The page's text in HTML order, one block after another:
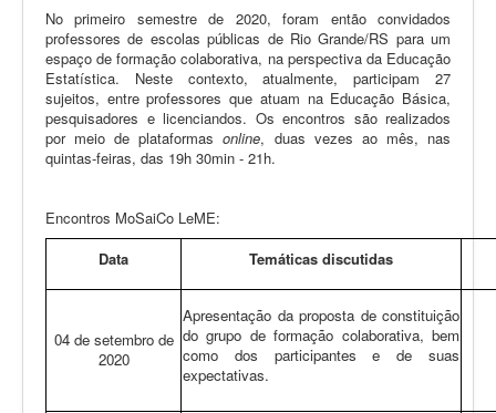
No primeiro semestre de 2020, foram então convidados
professores de escolas públicas de Rio Grande/RS para um
espaço de formação colaborativa, na perspectiva da Educação
Estatística. Neste contexto, atualmente, participam 27
sujeitos, entre professores que atuam na Educação Básica,
pesquisadores e licenciandos. Os encontros são realizados
por meio de plataformasonline, duas vezes ao mês, nas
quintas-feiras, das 19h 30min - 21h.
Encontros MoSaiCo LeME:
Data
Temáticas discutidas
04 de setembro de
2020
Apresentação da proposta de constituição
do grupo de formação colaborativa, bem
como dos participantes e de suas
expectativas.